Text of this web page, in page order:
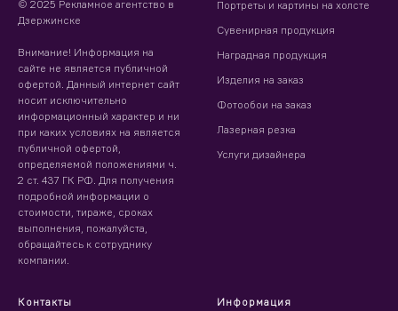
© 2025 Рекламное агентство в
Дзержинске
Внимание! Информация на
сайте не является публичной
офертой. Данный интернет сайт
носит исключительно
информационный характер и ни
при каких условиях на является
публичной офертой,
определяемой положениями ч.
2 ст. 437 ГК РФ. Для получения
подробной информации о
стоимости, тираже, сроках
выполнения, пожалуйста,
обращайтесь к сотруднику
компании.
Портреты и картины на холсте
Сувенирная продукция
Наградная продукция
Изделия на заказ
Фотообои на заказ
Лазерная резка
Услуги дизайнера
Контакты Информация